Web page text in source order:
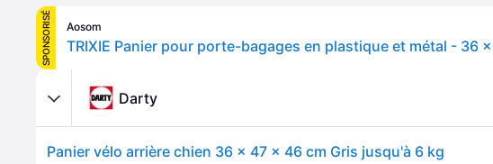
SPONSORISÉ Aosom
Darty
Panier vélo arrière chien 36 x 47 x 46 cm Gris jusqu'à 6 kg